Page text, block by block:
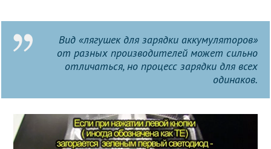
Вид «лягушек для зарядки аккумуляторов»
от разных производителей может сильно
отличаться, но процесс зарядки для всех
одинаков.